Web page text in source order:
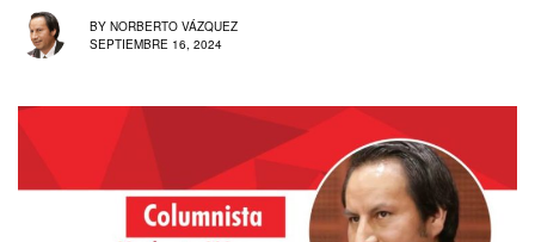
BY NORBERTO VÁZQUEZ
SEPTIEMBRE 16, 2024